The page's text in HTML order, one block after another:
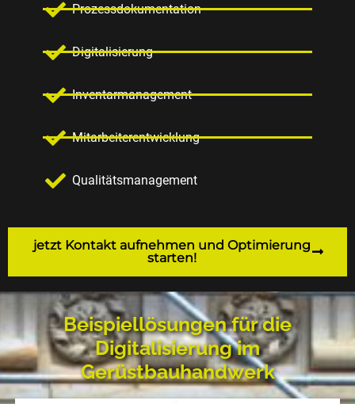
Prozessdokumentation
Digitalisierung
Inventarmanagement
Mitarbeiterentwicklung
Qualitätsmanagement
jetzt Kontakt aufnehmen und Optimierung
starten!
Beispiellösungen für die
Digitalisierung im
Gerüstbauhandwerk